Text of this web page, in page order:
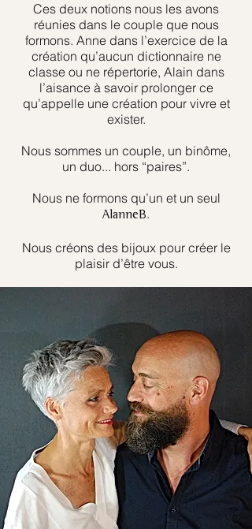
Ces deux notions nous les avons
réunies dans le couple que nous
formons. Anne dans l’exercice de la
création qu’aucun dictionnaire ne
classe ou ne répertorie, Alain dans
l’aisance à savoir prolonger ce
qu’appelle une création pour vivre et
exister.
Nous sommes un couple, un binôme,
un duo... hors “paires”.
Nous ne formons qu’un et un seul
AlanneB.
Nous créons des bijoux pour créer le
plaisir d’être vous.